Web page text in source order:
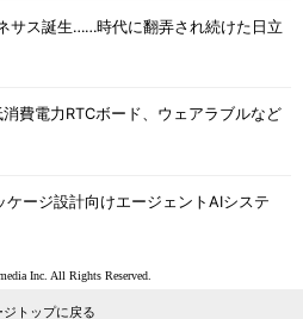
サス誕生……時代に翻弄され続けた日立
消費電力RTCボード、ウェアラブルなど
ケージ設計向けエージェントAIシステ
Inc. All Rights Reserved.
ジトップに戻る